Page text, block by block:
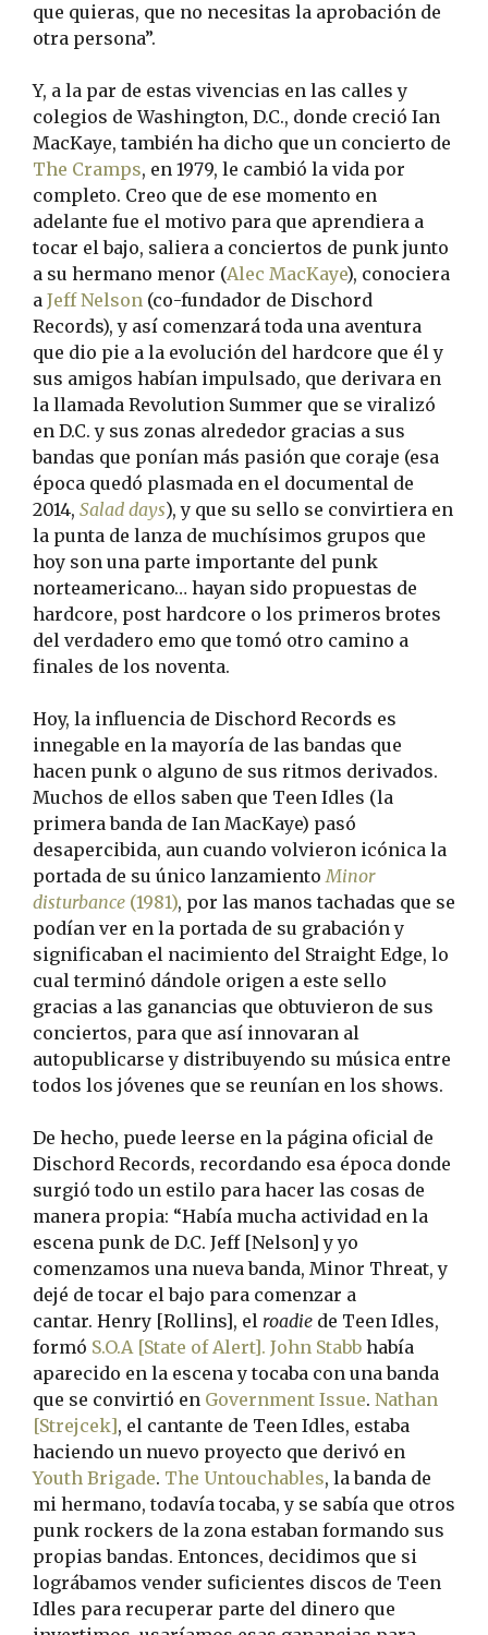
que quieras, que no necesitas la aprobación de
otra persona”.
Y, a la par de estas vivencias en las calles y
colegios de Washington, D.C., donde creció Ian
MacKaye, también ha dicho que un concierto de
The Cramps, en 1979, le cambió la vida por
completo. Creo que de ese momento en
adelante fue el motivo para que aprendiera a
tocar el bajo, saliera a conciertos de punk junto
a su hermano menor (Alec MacKaye), conociera
a Jeff Nelson (co-fundador de Dischord
Records), y así comenzará toda una aventura
que dio pie a la evolución del hardcore que él y
sus amigos habían impulsado, que derivara en
la llamada Revolution Summer que se viralizó
en D.C. y sus zonas alrededor gracias a sus
bandas que ponían más pasión que coraje (esa
época quedó plasmada en el documental de
2014, Salad days), y que su sello se convirtiera en
la punta de lanza de muchísimos grupos que
hoy son una parte importante del punk
norteamericano… hayan sido propuestas de
hardcore, post hardcore o los primeros brotes
del verdadero emo que tomó otro camino a
finales de los noventa.
Hoy, la influencia de Dischord Records es
innegable en la mayoría de las bandas que
hacen punk o alguno de sus ritmos derivados.
Muchos de ellos saben que Teen Idles (la
primera banda de Ian MacKaye) pasó
desapercibida, aun cuando volvieron icónica la
portada de su único lanzamientoMinor
disturbance (1981), por las manos tachadas que se
podían ver en la portada de su grabación y
significaban el nacimiento del Straight Edge, lo
cual terminó dándole origen a este sello
gracias a las ganancias que obtuvieron de sus
conciertos, para que así innovaran al
autopublicarse y distribuyendo su música entre
todos los jóvenes que se reunían en los shows.
De hecho, puede leerse en la página oficial de
Dischord Records, recordando esa época donde
surgió todo un estilo para hacer las cosas de
manera propia: “Había mucha actividad en la
escena punk de D.C. Jeff [Nelson] y yo
comenzamos una nueva banda, Minor Threat, y
dejé de tocar el bajo para comenzar a
cantar. Henry [Rollins], el roadie de Teen Idles,
formó S.O.A[State of Alert]. John Stabb había
aparecido en la escena y tocaba con una banda
que se convirtió en Government Issue. Nathan
[Strejcek], el cantante de Teen Idles, estaba
haciendo un nuevo proyecto que derivó en
Youth Brigade. The Untouchables, la banda de
mi hermano, todavía tocaba, y se sabía que otros
punk rockers de la zona estaban formando sus
propias bandas. Entonces, decidimos que si
lográbamos vender suficientes discos de Teen
Idles para recuperar parte del dinero que